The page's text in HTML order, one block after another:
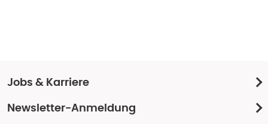
Jobs & Karriere
Newsletter-Anmeldung